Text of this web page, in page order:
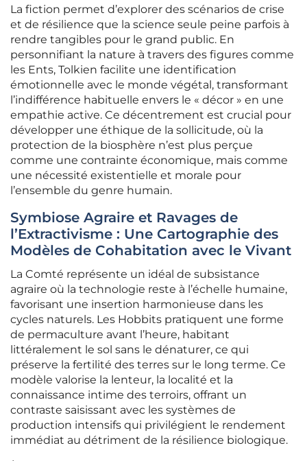
La fiction permet d’explorer des scénarios de crise
et de résilience que la science seule peine parfois à
rendre tangibles pour le grand public. En
personnifiant la nature à travers des figures comme
les Ents, Tolkien facilite une identification
émotionnelle avec le monde végétal, transformant
l’indifférence habituelle envers le « décor » en une
empathie active. Ce décentrement est crucial pour
développer une éthique de la sollicitude, où la
protection de la biosphère n’est plus perçue
comme une contrainte économique, mais comme
une nécessité existentielle et morale pour
l’ensemble du genre humain.
Symbiose Agraire et Ravages de
l’Extractivisme : Une Cartographie des
Modèles de Cohabitation avec le Vivant
La Comté représente un idéal de subsistance
agraire où la technologie reste à l’échelle humaine,
favorisant une insertion harmonieuse dans les
cycles naturels. Les Hobbits pratiquent une forme
de permaculture avant l’heure, habitant
littéralement le sol sans le dénaturer, ce qui
préserve la fertilité des terres sur le long terme. Ce
modèle valorise la lenteur, la localité et la
connaissance intime des terroirs, offrant un
contraste saisissant avec les systèmes de
production intensifs qui privilégient le rendement
immédiat au détriment de la résilience biologique.